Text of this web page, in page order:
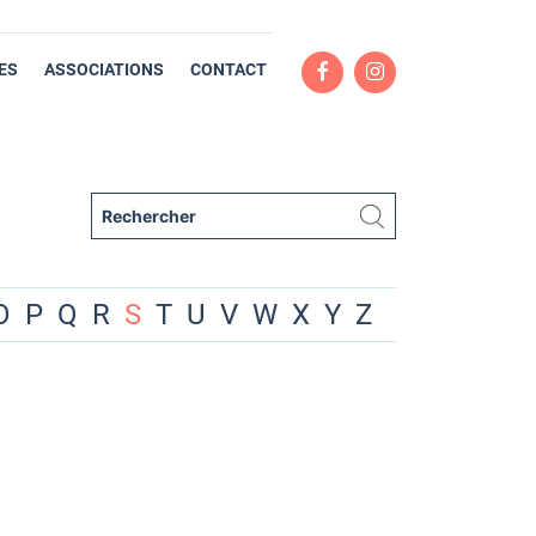
ASSOCIATIONS CONTACT
P Q R S T U V W X Y Z